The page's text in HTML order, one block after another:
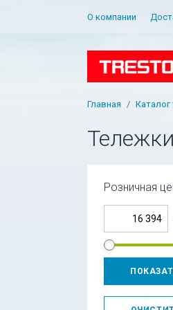
О компании
Главная
Тележки
Розничная